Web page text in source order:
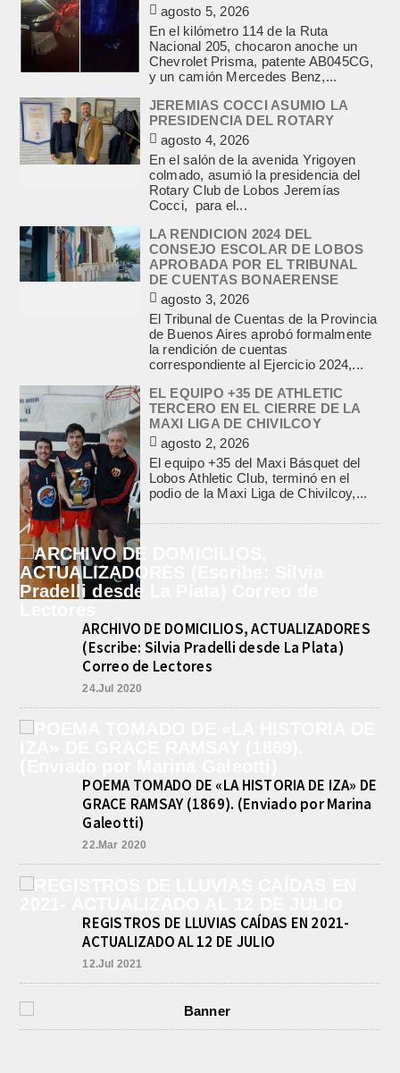
agosto 5, 2026
En el kilómetro 114 de la Ruta
Nacional 205, chocaron anoche un
Chevrolet Prisma, patente AB045CG,
y un camión Mercedes Benz,...
JEREMIAS COCCI ASUMIO LA
PRESIDENCIA DEL ROTARY
agosto 4, 2026
En el salón de la avenida Yrigoyen
colmado, asumió la presidencia del
Rotary Club de Lobos Jeremías
Cocci, para el...
LA RENDICION 2024 DEL
CONSEJO ESCOLAR DE LOBOS
APROBADA POR EL TRIBUNAL
DE CUENTAS BONAERENSE
agosto 3, 2026
El Tribunal de Cuentas de la Provincia
de Buenos Aires aprobó formalmente
la rendición de cuentas
correspondiente al Ejercicio 2024,...
EL EQUIPO +35 DE ATHLETIC
TERCERO EN EL CIERRE DE LA
MAXI LIGA DE CHIVILCOY
agosto 2, 2026
El equipo +35 del Maxi Básquet del
Lobos Athletic Club, terminó en el
podio de la Maxi Liga de Chivilcoy,...
ARCHIVO DE DOMICILIOS, ACTUALIZADORES
(Escribe: Silvia Pradelli desde La Plata)
Correo de Lectores
24.Jul 2020
POEMA TOMADO DE «LA HISTORIA DE IZA» DE
GRACE RAMSAY (1869). (Enviado por Marina
Galeotti)
22.Mar 2020
REGISTROS DE LLUVIAS CAÍDAS EN 2021-
ACTUALIZADO AL 12 DE JULIO
12.Jul 2021